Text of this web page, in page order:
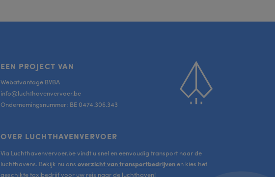
EEN PROJECT VAN
Webatvantage BVBA
info@luchthavenvervoer.be
Ondernemingsnummer: BE 0474.306.343
Scroll
top
OVER LUCHTHAVENVERVOER
Via Luchthavenvervoer.be vindt u snel en eenvoudig transport naar de
luchthavens. Bekijk nu ons overzicht van transportbedrijvenen kies het
geschikte taxibedrijf voor uw reis naar de luchthaven!